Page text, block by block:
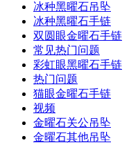
冰种黑曜石吊坠
冰种黑曜石手链
双圆眼金曜石手链
常见热门问题
彩虹眼黑曜石手链
热门问题
猫眼金曜石手链
视频
金曜石关公吊坠
金曜石其他吊坠